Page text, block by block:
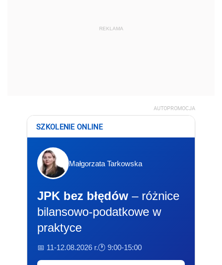
REKLAMA
AUTOPROMOCJA
SZKOLENIE ONLINE
Małgorzata Tarkowska
JPK bez błędów – różnice
bilansowo-podatkowe w
praktyce
📅 11-12.08.2026 r.🕐 9:00-15:00